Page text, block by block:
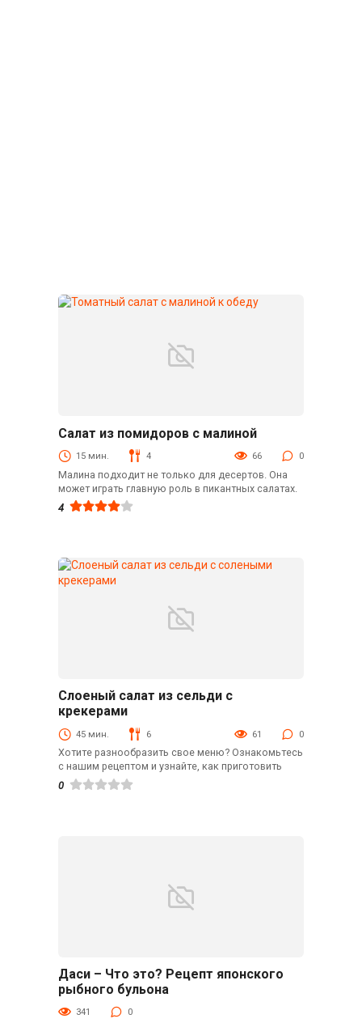
Салат из помидоров с малиной
15 мин. 4 66 0
Малина подходит не только для десертов. Она
может играть главную роль в пикантных салатах.
4
Слоеный салат из сельди с
крекерами
45 мин. 6 61 0
Хотите разнообразить свое меню? Ознакомьтесь
с нашим рецептом и узнайте, как приготовить
0
Кулинарные советы
Даси – Что это? Рецепт японского
рыбного бульона
341 0